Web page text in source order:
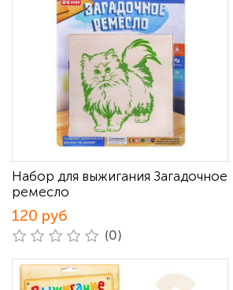
Набор для выжигания Загадочное
ремесло
120 руб
(0)